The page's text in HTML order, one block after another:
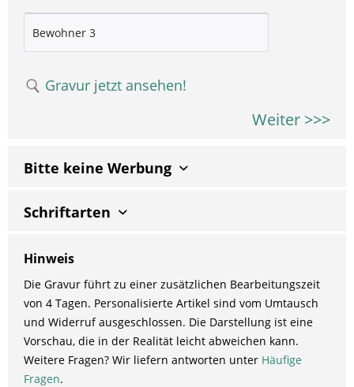
Gravur jetzt ansehen!
Weiter >>>
Bitte keine Werbung
Schriftarten
Hinweis
Die Gravur führt zu einer zusätzlichen Bearbeitungszeit
von 4 Tagen. Personalisierte Artikel sind vom Umtausch
und Widerruf ausgeschlossen. Die Darstellung ist eine
Vorschau, die in der Realität leicht abweichen kann.
Weitere Fragen? Wir liefern antworten unter Häufige
Fragen.